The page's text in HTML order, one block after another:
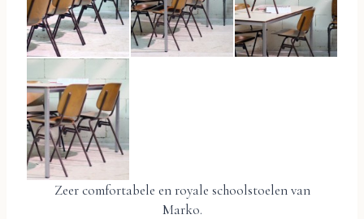
Zeer comfortabele en royale schoolstoelen van
Marko.